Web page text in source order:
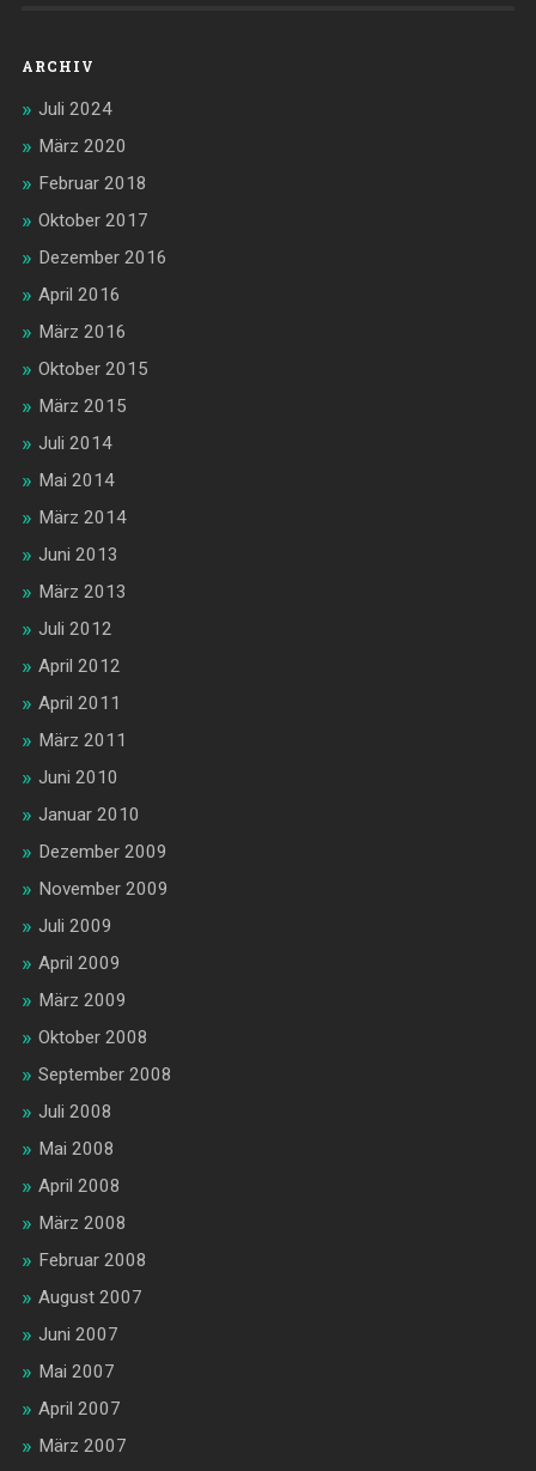
ARCHIV
Juli 2024
März 2020
Februar 2018
Oktober 2017
Dezember 2016
April 2016
März 2016
Oktober 2015
März 2015
Juli 2014
Mai 2014
März 2014
Juni 2013
März 2013
Juli 2012
April 2012
April 2011
März 2011
Juni 2010
Januar 2010
Dezember 2009
November 2009
Juli 2009
April 2009
März 2009
Oktober 2008
September 2008
Juli 2008
Mai 2008
April 2008
März 2008
Februar 2008
August 2007
Juni 2007
Mai 2007
April 2007
März 2007